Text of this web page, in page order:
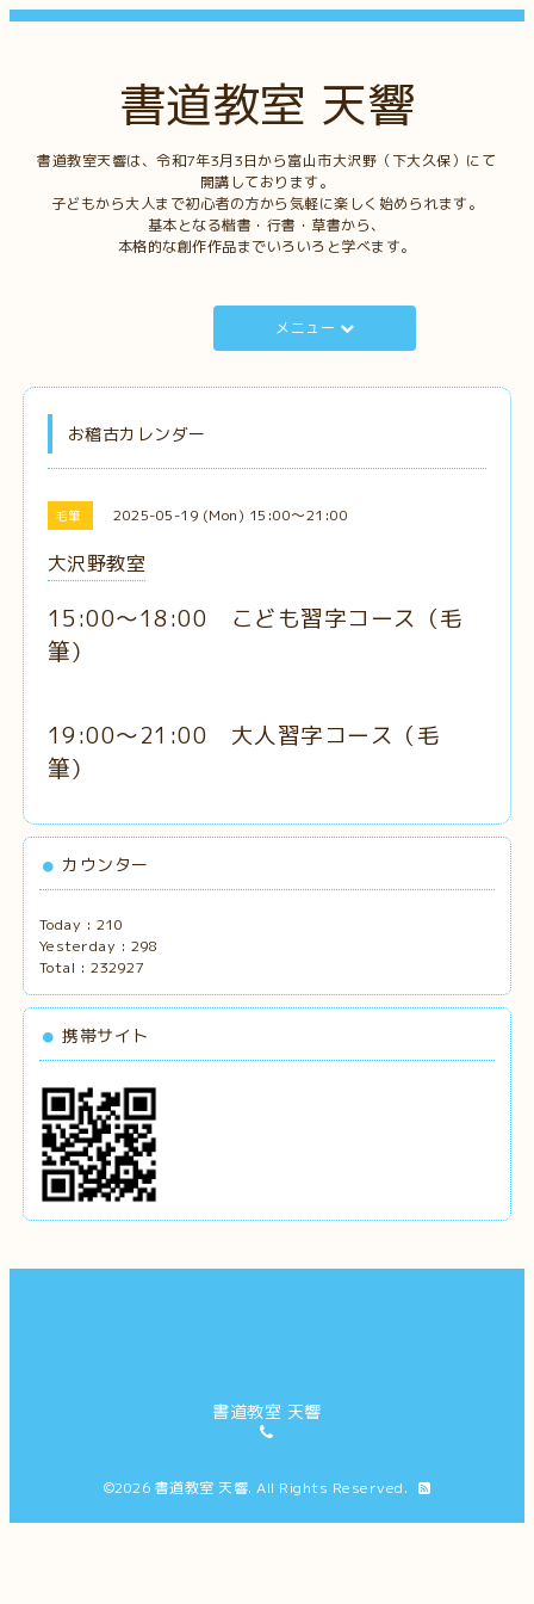
書道教室 天響
書道教室天響は、令和7年3月3日から富山市大沢野（下大久保）にて
開講しております。
子どもから大人まで初心者の方から気軽に楽しく始められます。
基本となる楷書・行書・草書から、
本格的な創作作品までいろいろと学べます。
メニュー
お稽古カレンダー
毛筆 2025-05-19 (Mon) 15:00～21:00
大沢野教室
15:00～18:00 こども習字コース （毛
筆）
19:00～21:00 大人習字コース （毛
筆）
カウンター
Today : 210
Yesterday : 298
Total : 232927
携帯サイト
書道教室 天響
©2026 書道教室 天響. All Rights Reserved.